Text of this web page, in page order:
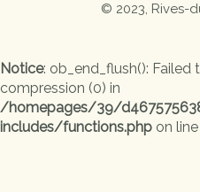
© 2023, Rives-
Notice: ob_end_flush():
compression (0) in
/homepages/39/
includes/functions.php on line